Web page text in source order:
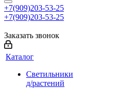
+7(909)203-53-25
+7(909)203-53-25
Заказать звонок
Каталог
Светильники
д/растений